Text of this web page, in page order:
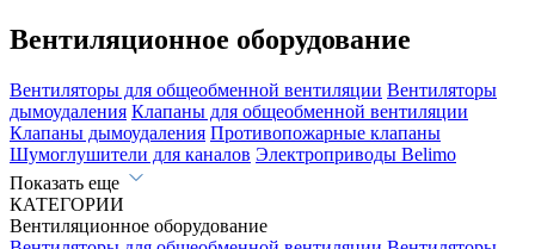
Вентиляционное оборудование
Вентиляторы для общеобменной вентиляции Вентиляторы
дымоудаления Клапаны для общеобменной вентиляции
Клапаны дымоудаления Противопожарные клапаны
Шумоглушители для каналов Электроприводы Belimo
Показать еще
КАТЕГОРИИ
Вентиляционное оборудование